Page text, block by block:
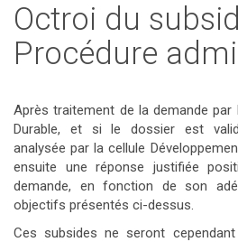
Octroi du
Procédure
Après traitement de la demande par
Durable, et si le dossier est
analysée par la cellule
ensuite une réponse justifiée
demande, en fonction de son
objectifs présentés ci-dessus.
Ces subsides ne seront cependant